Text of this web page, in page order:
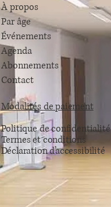
À propos
Par âge
Événements
Agenda
Abonnements
Contact
Modalités de paiement
Politique de confidentialité
Termes et conditions
Déclaration d’accessibilité